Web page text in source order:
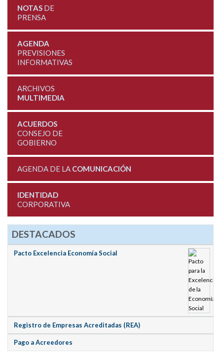
NOTASDE
PRENSA
AGENDA
PREVISIONES
INFORMATIVAS
ARCHIVOS
MULTIMEDIA
ACUERDOS
CONSEJO DE
GOBIERNO
AGENDA DE LA COMUNICACIÓN
IDENTIDAD
CORPORATIVA
DESTACADOS
Pacto Excelencia Economía Social
Registro de Empresas Acreditadas (REA)
Pago a Acreedores